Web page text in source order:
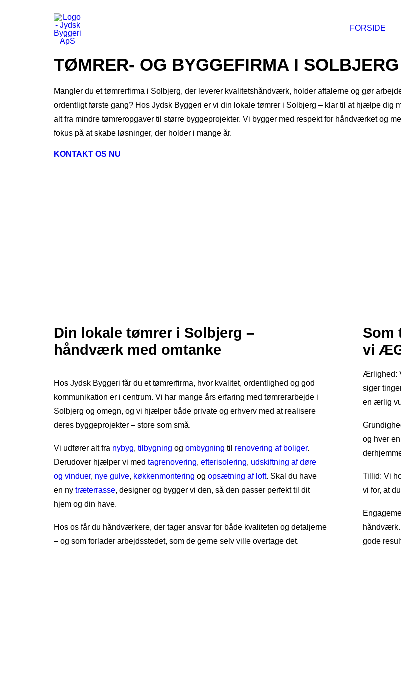
FORSIDE
TØMRER- OG BYGGEFIRMA I SOLBJERG
Mangler du et tømrerfirma i Solbjerg, der leverer kvalitetshåndværk, holder aftalerne og gør
ordentligt første gang? Hos Jydsk Byggeri er vi din lokale tømrer i Solbjerg – klar til at hjælpe dig
alt fra mindre tømreropgaver til større byggeprojekter. Vi bygger med respekt for håndværket og
fokus på at skabe løsninger, der holder i mange år.
KONTAKT OS NU
Din lokale tømrer i Solbjerg –
håndværk med omtanke
Hos Jydsk Byggeri får du et tømrerfirma, hvor kvalitet, ordentlighed og god
kommunikation er i centrum. Vi har mange års erfaring med tømrerarbejde i
Solbjerg og omegn, og vi hjælper både private og erhverv med at realisere
deres byggeprojekter – store som små.
Vi udfører alt fra nybyg, tilbygning og ombygning til renovering af boliger.
Derudover hjælper vi med tagrenovering, efterisolering, udskiftning af døre
og vinduer, nye gulve, køkkenmontering og opsætning af loft. Skal du have
en ny træterrasse, designer og bygger vi den, så den passer perfekt til dit
hjem og din have.
Hos os får du håndværkere, der tager ansvar for både kvaliteten og detaljerne
– og som forlader arbejdsstedet, som de gerne selv ville overtage det.
Som
vi
Ærlighed:
siger
en ærlig
og hver
Tillid: Vi
vi for, at
håndværk.
gode